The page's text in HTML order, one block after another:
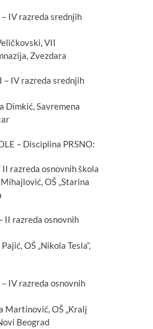
IV razreda srednjih
VII
Zvezdara
– IV razreda srednjih
Dimkić, Savremena
– Disciplina PRSNO:
II razreda osnovnih škola
OŠ „Starina
II razreda osnovnih
OŠ „Nikola Tesla“,
IV razreda osnovnih
Martinović, OŠ „Kralj
Beograd